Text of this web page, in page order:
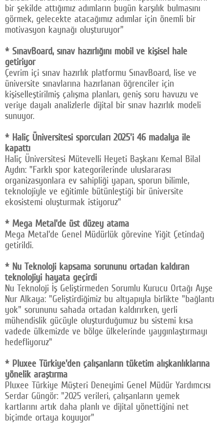
bir şekilde attığımız adımların bugün karşılık bulmasını
görmek, gelecekte atacağımız adımlar için önemli bir
motivasyon kaynağı oluşturuyor"
* SınavBoard, sınav hazırlığını mobil ve kişisel hale
getiriyor
Çevrim içi sınav hazırlık platformu SınavBoard, lise ve
üniversite sınavlarına hazırlanan öğrenciler için
kişiselleştirilmiş çalışma planları, geniş soru havuzu ve
veriye dayalı analizlerle dijital bir sınav hazırlık modeli
sunuyor.
* Haliç Üniversitesi sporcuları 2025'i 46 madalya ile
kapattı
Haliç Üniversitesi Mütevelli Heyeti Başkanı Kemal Bilal
Aydın: "Farklı spor kategorilerinde uluslararası
organizasyonlara ev sahipliği yapan, sporun bilimle,
teknolojiyle ve eğitimle bütünleştiği bir üniversite
ekosistemi oluşturmak istiyoruz"
* Mega Metal'de üst düzey atama
Mega Metal'de Genel Müdürlük görevine Yiğit Çetindağ
getirildi.
* Nu Teknoloji kapsama sorununu ortadan kaldıran
teknolojiyi hayata geçirdi
Nu Teknoloji İş Geliştirmeden Sorumlu Kurucu Ortağı Ayşe
Nur Alkaya: "Geliştirdiğimiz bu altyapıyla birlikte "bağlantı
yok" sorununu sahada ortadan kaldırırken, yerli
mühendislik gücüyle oluşturduğumuz bu sistemi kısa
vadede ülkemizde ve bölge ülkelerinde yaygınlaştırmayı
hedefliyoruz"
* Pluxee Türkiye'den çalışanların tüketim alışkanlıklarına
yönelik araştırma
Pluxee Türkiye Müşteri Deneyimi Genel Müdür Yardımcısı
Serdar Güngör: "2025 verileri, çalışanların yemek
kartlarını artık daha planlı ve dijital yönettiğini net
biçimde ortaya koyuyor"